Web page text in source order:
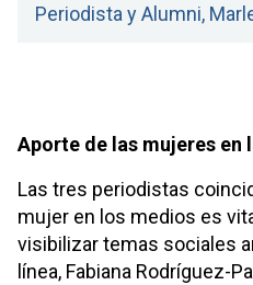
Periodista y Alumni,
Aporte de las mujeres en
Las tres periodistas
mujer en los medios es
visibilizar temas sociales
línea, Fabiana Rodríguez-